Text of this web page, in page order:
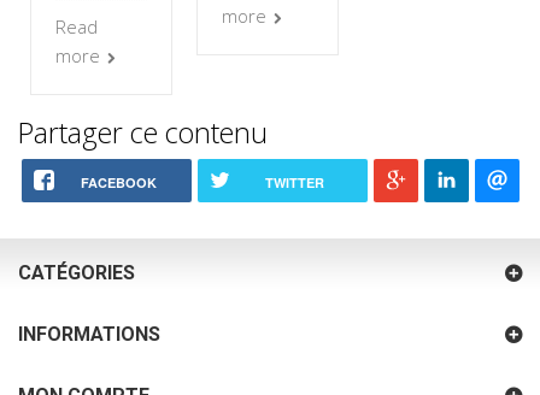
Read
more
more
Partager ce contenu
FACEBOOK TWITTER
CATÉGORIES
INFORMATIONS